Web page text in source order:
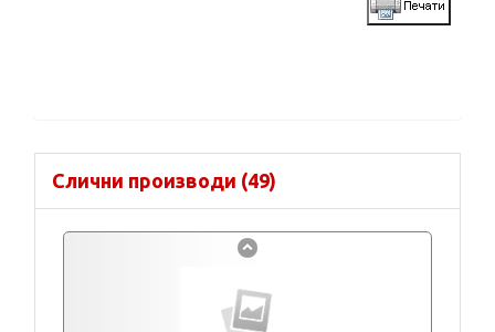
Слични производи (49)